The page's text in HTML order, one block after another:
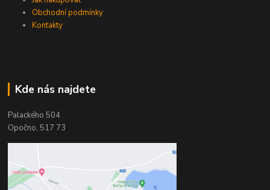
Obchodní podmínky
Kontakty
Kde nás najdete
Palackého 504
Opočno, 517 73